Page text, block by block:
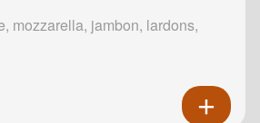
mozzarella, jambon, lardons,